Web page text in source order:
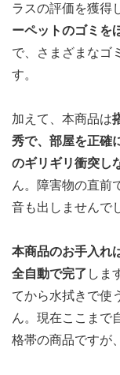
ラスの評価を獲得
ーペットのゴミを
で、さまざまなゴ
す。
加えて、本商品は
秀で、部屋を正確
のギリギリ衝突し
ん。障害物の直前
音も出しませんで
本商品のお手入れ
全自動で完了 しま
てから水拭きで使
ん。現在ここまで
格帯の商品ですが